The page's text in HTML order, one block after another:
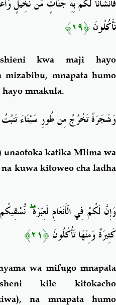
فَأَنشَأْنَا لَكُم بِهِ جَنَّاتٍ مِّن نَّخِيلٍ
تَأْكُلُونَ﴿١٩﴾
kwa maji hayo
mizabibu, mnapata humo
mnakula.
وَشَجَرَةً تَخْرُجُ مِن طُورِ سَيْنَاءَ تَنبُتُ
katika Mlima wa
kuwa kitoweo cha ladha
وَإِنَّ لَكُمْ فِي الْأَنْعَامِ لَعِبْرَةًۖ
كَثِيرَةٌ وَمِنْهَا تَأْكُلُونَ﴿٢١﴾
wa mifugo mnapata
kile kitokacho
na mnapata humo